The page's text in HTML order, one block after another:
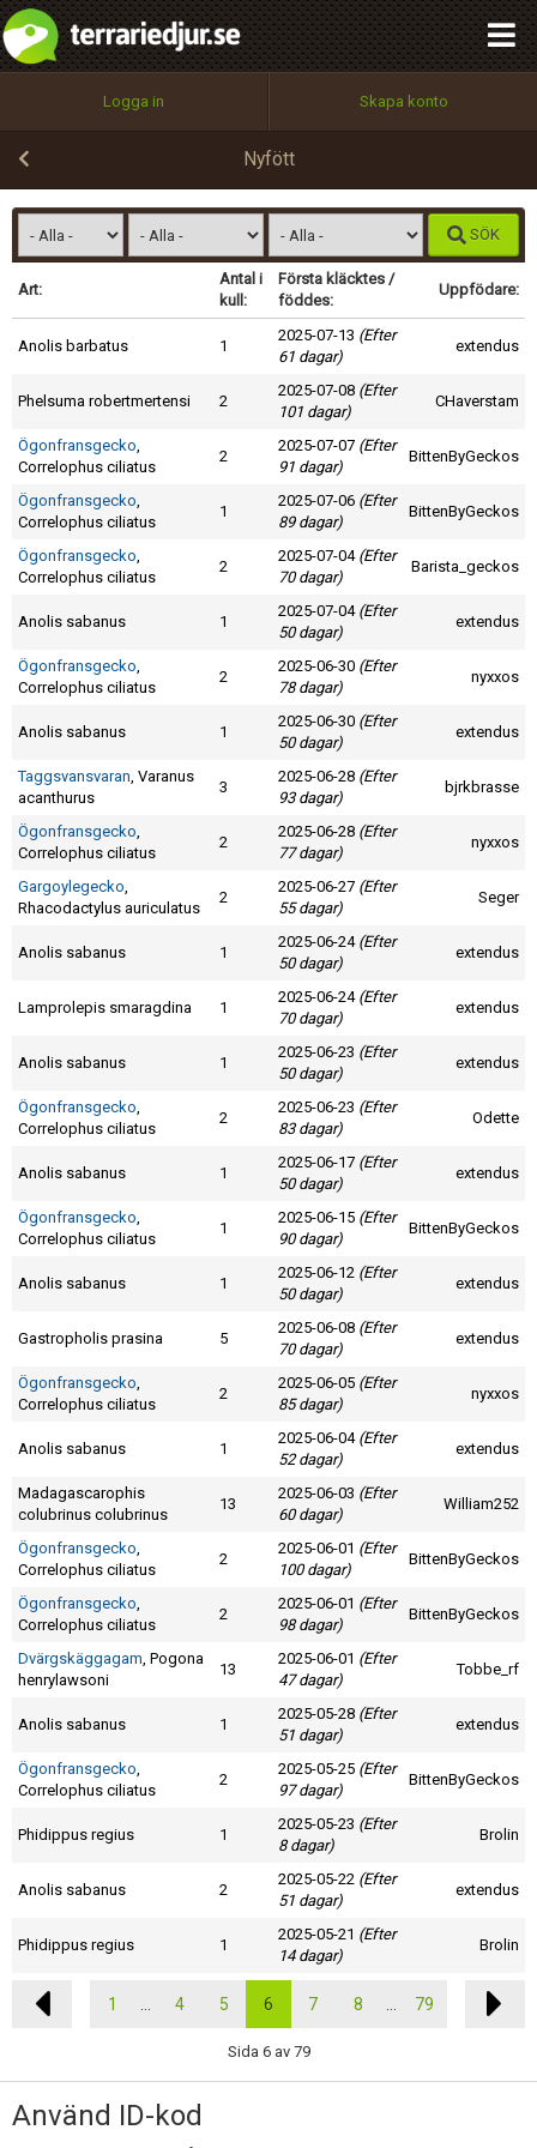
Logga in Skapa konto
Nyfött
SÖK
Art:
Antal i
kull:
Första kläcktes /
föddes:
Uppfödare:
Anolis barbatus 1
2025-07-13 (Efter
61 dagar)
extendus
Phelsuma robertmertensi 2
2025-07-08 (Efter
101 dagar)
CHaverstam
Ögonfransgecko,
Correlophus ciliatus
2
2025-07-07 (Efter
91 dagar)
BittenByGeckos
Ögonfransgecko,
Correlophus ciliatus
1
2025-07-06 (Efter
89 dagar)
BittenByGeckos
Ögonfransgecko,
Correlophus ciliatus
2
2025-07-04 (Efter
70 dagar)
Barista_geckos
Anolis sabanus 1
2025-07-04 (Efter
50 dagar)
extendus
Ögonfransgecko,
Correlophus ciliatus
2
2025-06-30 (Efter
78 dagar)
nyxxos
Anolis sabanus 1
2025-06-30 (Efter
50 dagar)
extendus
Taggsvansvaran, Varanus
acanthurus
3
2025-06-28 (Efter
93 dagar)
bjrkbrasse
Ögonfransgecko,
Correlophus ciliatus
2
2025-06-28 (Efter
77 dagar)
nyxxos
Gargoylegecko,
Rhacodactylus auriculatus
2
2025-06-27 (Efter
55 dagar)
Seger
Anolis sabanus 1
2025-06-24 (Efter
50 dagar)
extendus
Lamprolepis smaragdina 1
2025-06-24 (Efter
70 dagar)
extendus
Anolis sabanus 1
2025-06-23 (Efter
50 dagar)
extendus
Ögonfransgecko,
Correlophus ciliatus
2
2025-06-23 (Efter
83 dagar)
Odette
Anolis sabanus 1
2025-06-17 (Efter
50 dagar)
extendus
Ögonfransgecko,
Correlophus ciliatus
1
2025-06-15 (Efter
90 dagar)
BittenByGeckos
Anolis sabanus 1
2025-06-12 (Efter
50 dagar)
extendus
Gastropholis prasina 5
2025-06-08 (Efter
70 dagar)
extendus
Ögonfransgecko,
Correlophus ciliatus
2
2025-06-05 (Efter
85 dagar)
nyxxos
Anolis sabanus 1
2025-06-04 (Efter
52 dagar)
extendus
Madagascarophis
colubrinus colubrinus
13
2025-06-03 (Efter
60 dagar)
William252
Ögonfransgecko,
Correlophus ciliatus
2
2025-06-01 (Efter
100 dagar)
BittenByGeckos
Ögonfransgecko,
Correlophus ciliatus
2
2025-06-01 (Efter
98 dagar)
BittenByGeckos
Dvärgskäggagam, Pogona
henrylawsoni
13
2025-06-01 (Efter
47 dagar)
Tobbe_rf
Anolis sabanus 1
2025-05-28 (Efter
51 dagar)
extendus
Ögonfransgecko,
Correlophus ciliatus
2
2025-05-25 (Efter
97 dagar)
BittenByGeckos
Phidippus regius 1
2025-05-23 (Efter
8 dagar)
Brolin
Anolis sabanus 2
2025-05-22 (Efter
51 dagar)
extendus
Phidippus regius 1
2025-05-21 (Efter
14 dagar)
Brolin
1 4 5 6 7 8 79
Sida 6 av 79
Använd ID-kod
Utför
100%
OK
integritetspolicy
Namn:
Epost:
Användarnamn:
Privacy Policy
Terms of Service
Begär nytt lösenord
Tillbaka till förstasidan